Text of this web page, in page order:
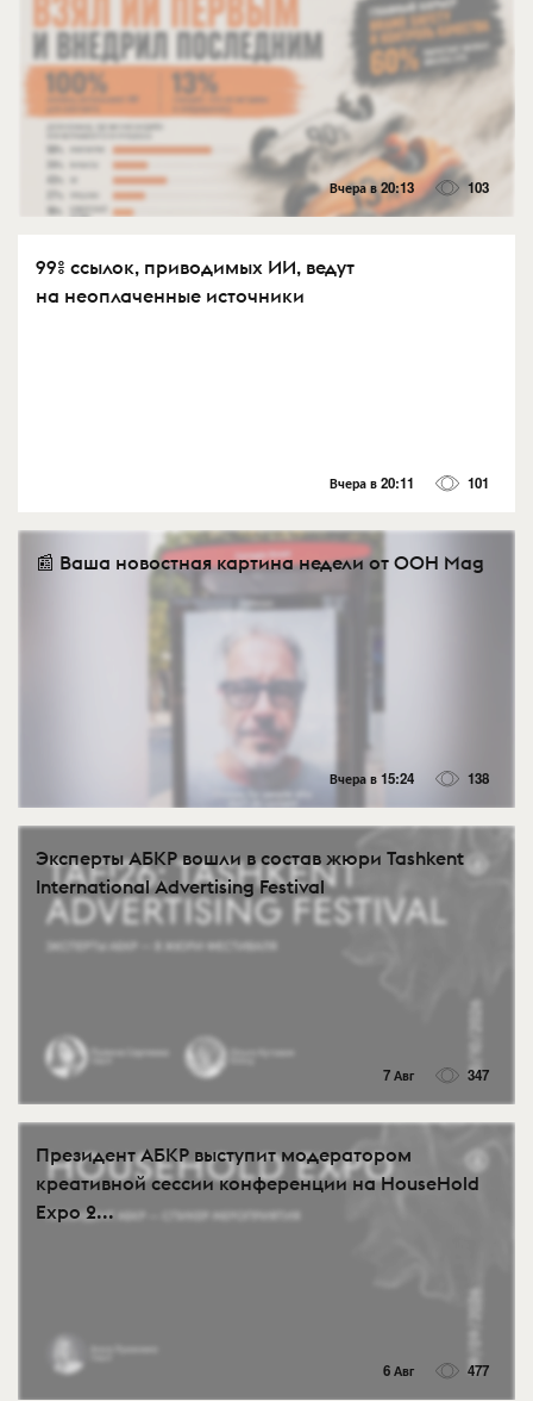
Вчера в 20:13 103
99% ссылок, приводимых ИИ, ведут
на неоплаченные источники
Вчера в 20:11 101
📰 Ваша новостная картина недели от OOH Mag
Вчера в 15:24 138
Эксперты АБКР вошли в состав жюри Tashkent
International Advertising Festival
7 Авг 347
Президент АБКР выступит модератором
креативной сессии конференции на HouseHold
Expo 2...
6 Авг 477